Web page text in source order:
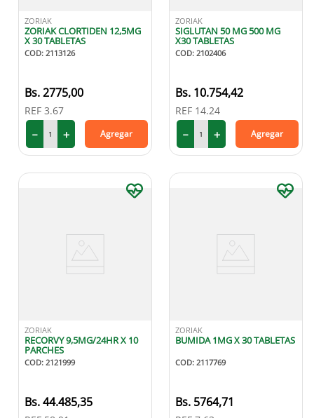
ZORIAK
ZORIAK CLORTIDEN 12,5MG
X 30 TABLETAS
COD: 2113126
2775,00
REF 3.67
＋
－ Agregar
ZORIAK
SIGLUTAN 50 MG 500 MG
X30 TABLETAS
COD: 2102406
10.754,42
REF 14.24
＋
－ Agregar
ZORIAK
RECORVY 9,5MG/24HR X 10
PARCHES
COD: 2121999
44.485,35
ZORIAK
BUMIDA 1MG X 30 TABLETAS
COD: 2117769
5764,71